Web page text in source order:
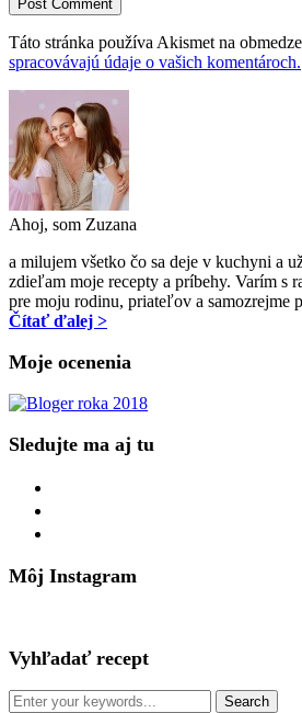
Táto stránka používa Akismet na
spracovávajú údaje o vašich komentároch.
Ahoj, som Zuzana
a milujem všetko čo sa deje v kuchyni a
zdieľam moje recepty a príbehy. Varím s
pre moju rodinu, priateľov a samozrejme
Čítať ďalej >
Moje ocenenia
Sledujte ma aj tu
Môj Instagram
Vyhľadať recept